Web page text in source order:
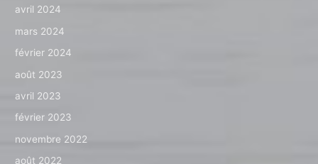
avril 2024
mars 2024
février 2024
août 2023
avril 2023
février 2023
novembre 2022
août 2022